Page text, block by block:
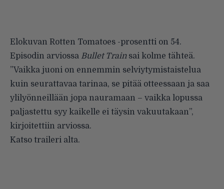
Elokuvan Rotten Tomatoes -prosentti on 54.
Episodin arviossa Bullet Trainsai kolme tähteä.
”Vaikka juoni on ennemmin selviytymistaistelua
kuin seurattavaa tarinaa, se pitää otteessaan ja saa
ylilyönneillään jopa nauramaan – vaikka lopussa
paljastettu syy kaikelle ei täysin vakuutakaan”,
kirjoitettiin arviossa.
Katso traileri alta.